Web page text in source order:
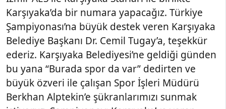
Karşıyaka’da bir numara yapacağız. Türkiye
Şampiyonası’na büyük destek veren Karşıyaka
Belediye Başkanı Dr. Cemil Tugay’a, teşekkür
ederiz. Karşıyaka Belediyesi’ne geldiği günden
bu yana “Burada spor da var” dedirten ve
büyük özveri ile çalışan Spor İşleri Müdürü
Berkhan Alptekin’e şükranlarımızı sunmak